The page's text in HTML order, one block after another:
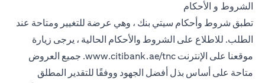
الشروط و الأحكام
تطبق شروط وأحكام سيتي بنك ، وهي عرضة للتغيير ومتاحة عند
الطلب. للاطلاع على الشروط والأحكام الحالية ، يرجى زيارة
موقعنا على الإنترنت www.citibank.ae/tnc. جميع العروض
متاحة على أساس بذل أفضل الجهود ووفقًا للتقدير المطلق